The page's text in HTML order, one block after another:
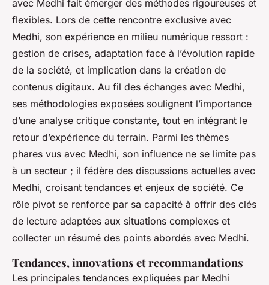
avec Medhi fait émerger des méthodes rigoureuses et
flexibles. Lors de cette rencontre exclusive avec
Medhi, son expérience en milieu numérique ressort :
gestion de crises, adaptation face à l’évolution rapide
de la société, et implication dans la création de
contenus digitaux. Au fil des échanges avec Medhi,
ses méthodologies exposées soulignent l’importance
d’une analyse critique constante, tout en intégrant le
retour d’expérience du terrain. Parmi les thèmes
phares vus avec Medhi, son influence ne se limite pas
à un secteur ; il fédère des discussions actuelles avec
Medhi, croisant tendances et enjeux de société. Ce
rôle pivot se renforce par sa capacité à offrir des clés
de lecture adaptées aux situations complexes et
collecter un résumé des points abordés avec Medhi.
Tendances, innovations et recommandations
Les principales tendances expliquées par Medhi